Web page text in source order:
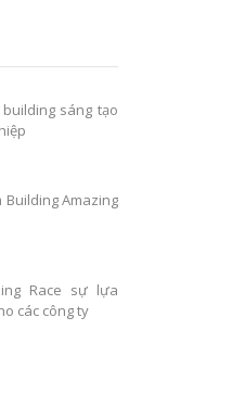
sáng tạo
Building Amazing
Race sự lựa
các công ty